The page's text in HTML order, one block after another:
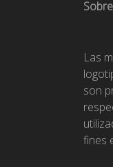
Las
son
fines